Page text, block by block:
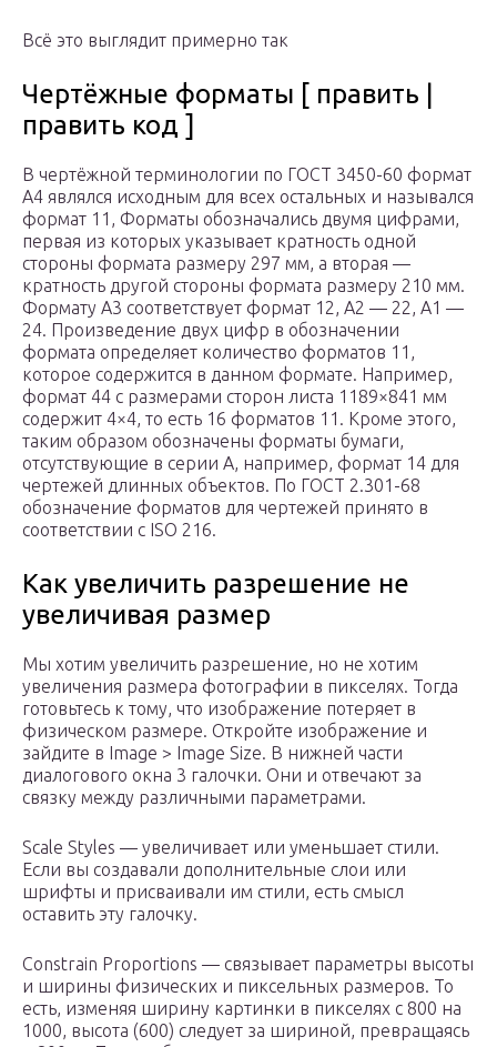
Всё это выглядит примерно так
Чертёжные форматы [ править |
править код ]
В чертёжной терминологии по ГОСТ 3450-60 формат
А4 являлся исходным для всех остальных и назывался
формат 11, Форматы обозначались двумя цифрами,
первая из которых указывает кратность одной
стороны формата размеру 297 мм, а вторая —
кратность другой стороны формата размеру 210 мм.
Формату А3 соответствует формат 12, А2 — 22, А1 —
24. Произведение двух цифр в обозначении
формата определяет количество форматов 11,
которое содержится в данном формате. Например,
формат 44 с размерами сторон листа 1189×841 мм
содержит 4×4, то есть 16 форматов 11. Кроме этого,
таким образом обозначены форматы бумаги,
отсутствующие в серии А, например, формат 14 для
чертежей длинных объектов. По ГОСТ 2.301-68
обозначение форматов для чертежей принято в
соответствии с ISO 216.
Как увеличить разрешение не
увеличивая размер
Мы хотим увеличить разрешение, но не хотим
увеличения размера фотографии в пикселях. Тогда
готовьтесь к тому, что изображение потеряет в
физическом размере. Откройте изображение и
зайдите в Image > Image Size. В нижней части
диалогового окна 3 галочки. Они и отвечают за
связку между различными параметрами.
Scale Styles — увеличивает или уменьшает стили.
Если вы создавали дополнительные слои или
шрифты и присваивали им стили, есть смысл
оставить эту галочку.
Constrain Proportions — связывает параметры высоты
и ширины физических и пиксельных размеров. То
есть, изменяя ширину картинки в пикселях с 800 на
1000, высота (600) следует за шириной, превращаясь